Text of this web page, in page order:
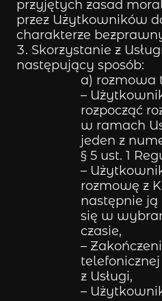
przyjętych zasad
przez Użytkowników
charakterze
Skorzystanie z
następujący sposób:
a) rozmowa
–
rozpocząć
w ramach
jeden z
§ 5 ust. 1
–
rozmowę z
następnie ją
się w
czasie,
–
z Usługi,
–